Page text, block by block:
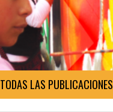
TODAS LAS PUBLICACIONES